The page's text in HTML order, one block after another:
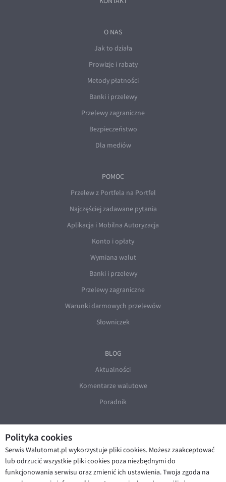
Polityka cookies
Serwis Walutomat.pl wykorzystuje pliki cookies. Możesz zaakceptować
lub odrzucić wszystkie pliki cookies poza niezbędnymi do
funkcjonowania serwisu oraz zmienić ich ustawienia. Twoja zgoda na
O NAS
Jak to działa
Prowizje i rabaty
Metody płatności
Banki i przelewy
Przelewy zagraniczne
Bezpieczeństwo
Dla mediów
POMOC
Przelew z Portfela na Portfel
Najczęściej zadawane pytania
Aplikacja i Mobilna Autoryzacja
Konto i opłaty
Wymiana walut
Banki i przelewy
Przelewy zagraniczne
Warunki darmowych przelewów
Słowniczek
BLOG
Aktualności
Komentarze walutowe
Poradnik
© Walutomat 2026 | Regulaminy |